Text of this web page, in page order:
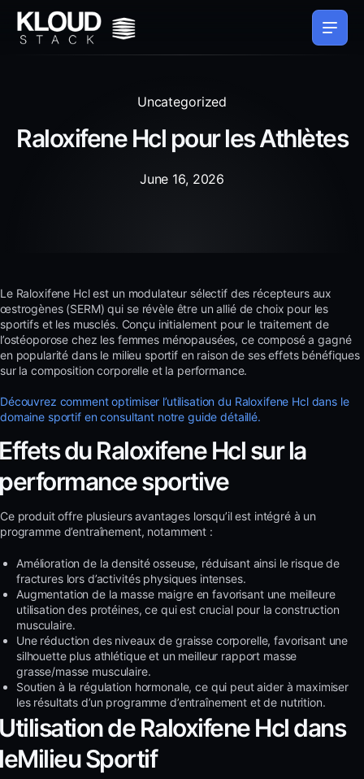
Uncategorized
Raloxifene Hcl pour les Athlètes
June 16, 2026
Le Raloxifene Hcl est un modulateur sélectif des récepteurs aux
œstrogènes (SERM) qui se révèle être un allié de choix pour les
sportifs et les musclés. Conçu initialement pour le traitement de
l’ostéoporose chez les femmes ménopausées, ce composé a gagné
en popularité dans le milieu sportif en raison de ses effets bénéfiques
sur la composition corporelle et la performance.
Découvrez comment optimiser l’utilisation du Raloxifene Hcl dans le
domaine sportif en consultant notre guide détaillé.
du Raloxifene Hcl sur la
sportive
Ce produit offre plusieurs avantages lorsqu’il est intégré à un
programme d’entraînement, notamment :
Amélioration de la densité osseuse, réduisant ainsi le risque de
fractures lors d’activités physiques intenses.
Augmentation de la masse maigre en favorisant une meilleure
utilisation des protéines, ce qui est crucial pour la construction
musculaire.
Une réduction des niveaux de graisse corporelle, favorisant une
silhouette plus athlétique et un meilleur rapport masse
grasse/masse musculaire.
Soutien à la régulation hormonale, ce qui peut aider à maximiser
les résultats d’un programme d’entraînement et de nutrition.
de Raloxifene Hcl dans
Sportif